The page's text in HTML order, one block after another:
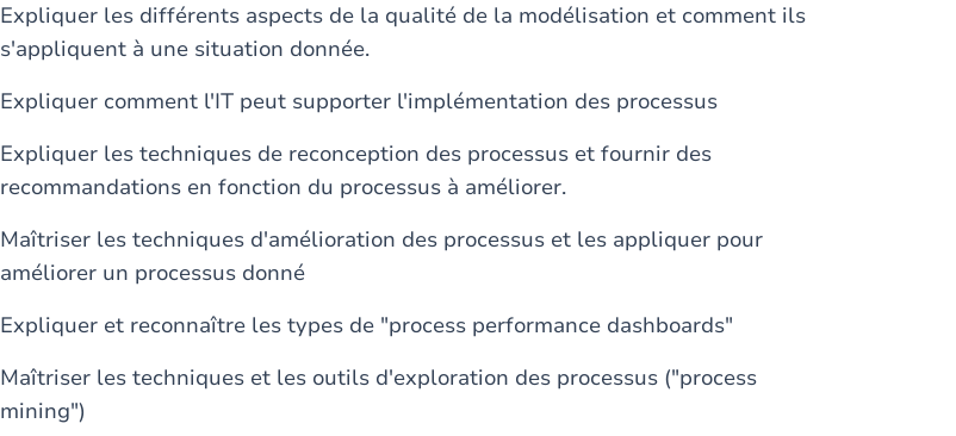
Expliquer les différents aspects de la qualité de la modélisation et comment ils
s'appliquent à une situation donnée.
Expliquer comment l'IT peut supporter l'implémentation des processus
Expliquer les techniques de reconception des processus et fournir des
recommandations en fonction du processus à améliorer.
Maîtriser les techniques d'amélioration des processus et les appliquer pour
améliorer un processus donné
Expliquer et reconnaître les types de "process performance dashboards"
Maîtriser les techniques et les outils d'exploration des processus ("process
mining")